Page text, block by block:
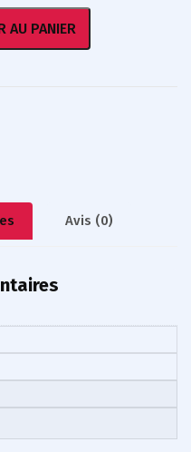
AU PANIER
Avis (0)